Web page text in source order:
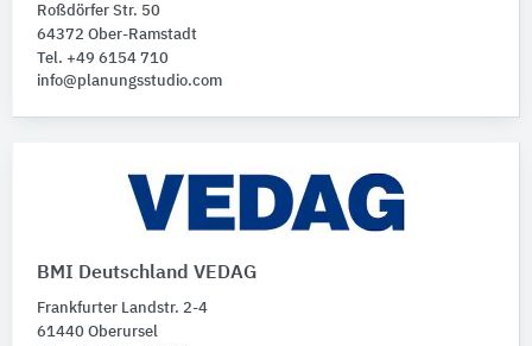
Roßdörfer Str. 50
64372 Ober-Ramstadt
Tel. +49 6154 710
info@planungsstudio.com
BMI Deutschland VEDAG
Frankfurter Landstr. 2-4
61440 Oberursel